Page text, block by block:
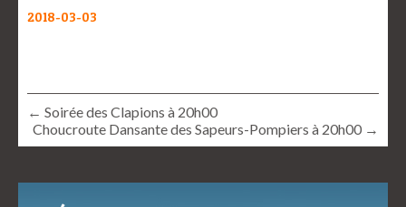
2018-03-03
← Soirée des Clapions à 20h00
Choucroute Dansante des Sapeurs-Pompiers à 20h00 →